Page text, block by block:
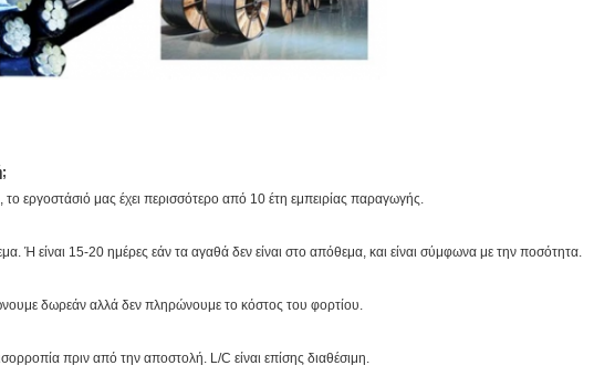
εργοστάσιό μας έχει περισσότερο από 10 έτη εμπειρίας παραγωγής.
Ή είναι 15-20 ημέρες εάν τα αγαθά δεν είναι στο απόθεμα, και είναι σύμφωνα με την ποσότητα.
δωρεάν αλλά δεν πληρώνουμε το κόστος του φορτίου.
πριν από την αποστολή. L/C είναι επίσης διαθέσιμη.